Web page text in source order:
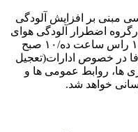
مبنی بر افزایش آلودگی
اضطرار آلودگی هوای
استان برای روز شنبه مورخ ۱۴۰۱/۲/۳۱ راس ساعت ده/۱۰ صبح
در خصوص ادارات(تعجیل
ها، روابط عمومی ها و